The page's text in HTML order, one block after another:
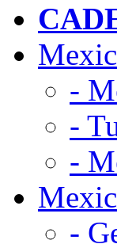
-
-
-
-